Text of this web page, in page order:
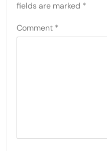
fields are marked *
Comment *